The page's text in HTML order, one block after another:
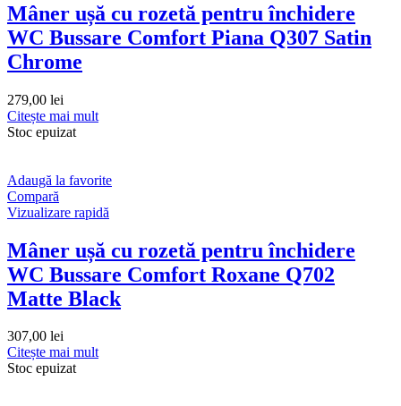
Mâner ușă cu rozetă pentru închidere
WC Bussare Comfort Piana Q307 Satin
Chrome
279,00 lei
Citește mai mult
Stoc epuizat
Adaugă la favorite
Compară
Vizualizare rapidă
Mâner ușă cu rozetă pentru închidere
WC Bussare Comfort Roxane Q702
Matte Black
307,00 lei
Citește mai mult
Stoc epuizat